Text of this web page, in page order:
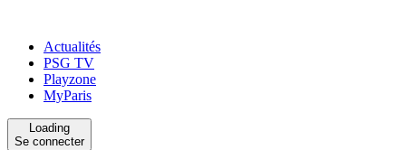
Actualités
PSG TV
Playzone
MyParis
Loading
Se connecter